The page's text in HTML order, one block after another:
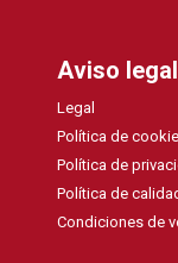
Aviso legal
Legal
Política de
Política de
Política de
Condiciones de